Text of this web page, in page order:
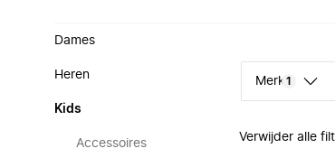
Dames
Heren
Kids
Accessoires
Merk 1
Verwijder alle